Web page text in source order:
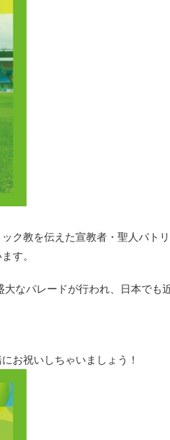
ク教を伝えた宣教者・聖人パト
す。
なパレードが行われ、日本でも
お祝いしちゃいましょう！